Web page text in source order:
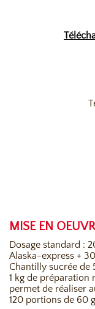
MISE EN
Dosage standard :
Alaska-express +
Chantilly sucrée de
1 kg de
permet de réaliser
120 portions de 60